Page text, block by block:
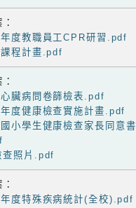
度教職員工CPR研習.pdf
程計畫.pdf
臟病問卷篩檢表.pdf
度健康檢查實施計畫.pdf
小學生健康檢查家長同意書
查照片.pdf
度特殊疾病統計(全校).pdf